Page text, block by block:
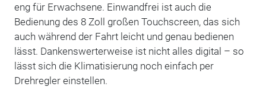
eng für Erwachsene. Einwandfrei ist auch die
Bedienung des 8 Zoll großen Touchscreen, das sich
auch während der Fahrt leicht und genau bedienen
lässt. Dankenswerterweise ist nicht alles digital – so
lässt sich die Klimatisierung noch einfach per
Drehregler einstellen.